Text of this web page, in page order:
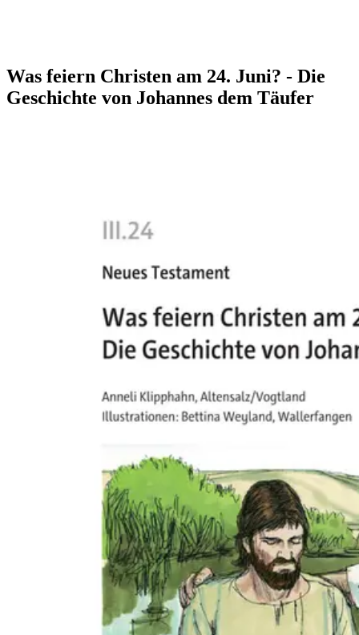
Was feiern Christen am 24. Juni? - Die
Geschichte von Johannes dem Täufer